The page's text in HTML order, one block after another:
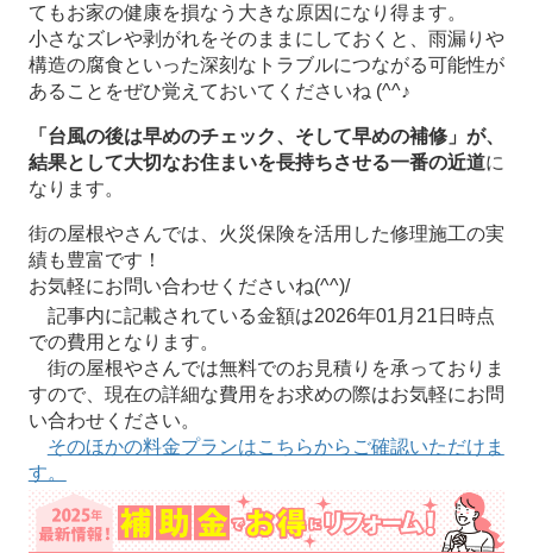
てもお家の健康を損なう大きな原因になり得ます。
小さなズレや剥がれをそのままにしておくと、雨漏りや
構造の腐食といった深刻なトラブルにつながる可能性が
あることをぜひ覚えておいてくださいね (^^♪
「台風の後は早めのチェック、そして早めの補修」が、
結果として大切なお住まいを長持ちさせる一番の近道に
なります。
街の屋根やさんでは、火災保険を活用した修理施工の実
績も豊富です！
お気軽にお問い合わせくださいね(^^)/
記事内に記載されている金額は2026年01月21日時点
での費用となります。
街の屋根やさんでは無料でのお見積りを承っておりま
すので、現在の詳細な費用をお求めの際はお気軽にお問
い合わせください。
そのほかの料金プランはこちらからご確認いただけま
す。